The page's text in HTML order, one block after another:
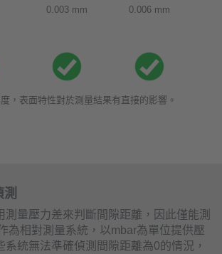
0.003 mm 0.006 mm
，表面特性對於測量結果有直接的影響。
測量壓力差來判斷間隙距離，因此僅能測
為相對測量系統，以mbar為單位提供壓
系統無法準確偵測間隙距離為0的情況，